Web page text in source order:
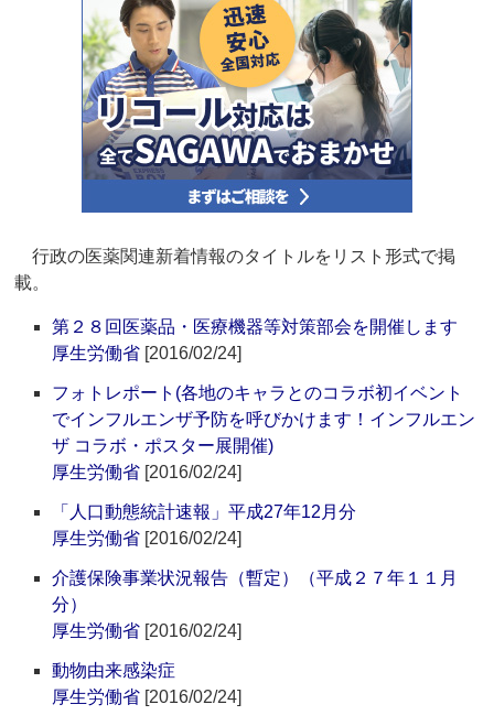
行政の医薬関連新着情報のタイトルをリスト形式で掲
載。
第２８回医薬品・医療機器等対策部会を開催します
厚生労働省 [2016/02/24]
フォトレポート(各地のキャラとのコラボ初イベント
でインフルエンザ予防を呼びかけます！インフルエン
ザ コラボ・ポスター展開催)
厚生労働省 [2016/02/24]
「人口動態統計速報」平成27年12月分
厚生労働省 [2016/02/24]
介護保険事業状況報告（暫定）（平成２７年１１月
分）
厚生労働省 [2016/02/24]
動物由来感染症
厚生労働省 [2016/02/24]